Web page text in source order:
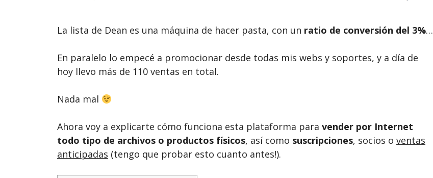
La lista de Dean es una máquina de hacer pasta, con un ratio de conversión del 3%…
En paralelo lo empecé a promocionar desde todas mis webs y soportes, y a día de
hoy llevo más de 110 ventas en total.
Nada mal
Ahora voy a explicarte cómo funciona esta plataforma para vender por Internet
todo tipo de archivos o productos físicos, así como suscripciones, socios o ventas
anticipadas (tengo que probar esto cuanto antes!).